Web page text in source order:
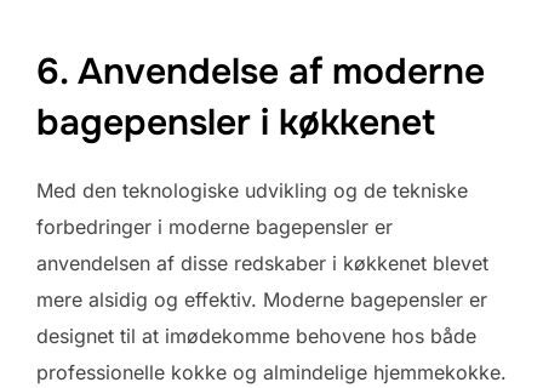
6. Anvendelse af moderne
bagepensler i køkkenet
Med den teknologiske udvikling og de tekniske
forbedringer i moderne bagepensler er
anvendelsen af disse redskaber i køkkenet blevet
mere alsidig og effektiv. Moderne bagepensler er
designet til at imødekomme behovene hos både
professionelle kokke og almindelige hjemmekokke.